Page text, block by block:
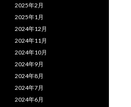
2025年2月
2025年1月
2024年12月
2024年11月
2024年10月
2024年9月
2024年8月
2024年7月
2024年6月